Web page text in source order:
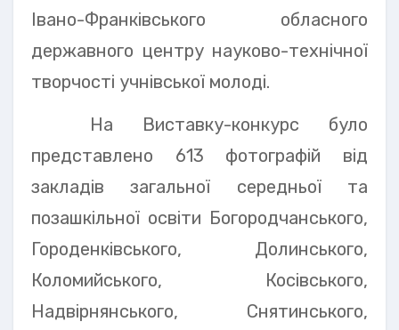
Івано-Франківського обласного
державного центру науково-технічної
творчості учнівської молоді.
На Виставку-конкурс було
представлено 613 фотографій від
закладів загальної середньої та
позашкільної освіти Богородчанського,
Городенківського, Долинського,
Коломийського, Косівського,
Надвірнянського, Снятинського,